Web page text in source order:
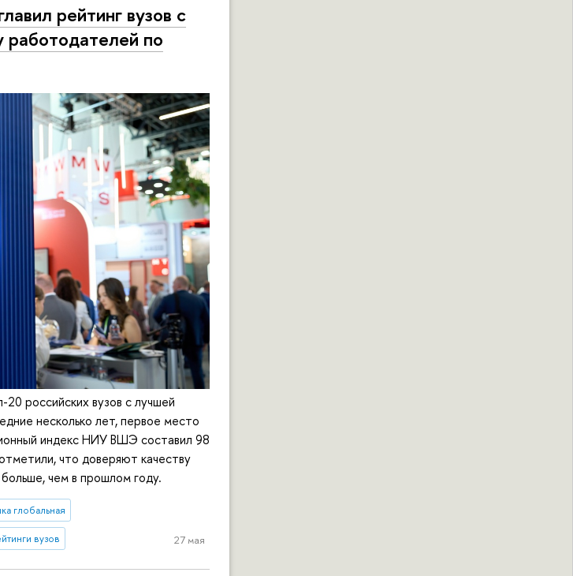
рейтинг вузов с
работодателей по
российских вузов с лучшей
несколько лет, первое место
индекс НИУ ВШЭ составил 98
что доверяют качеству
чем в прошлом году.
глобальная
вузов 27 мая